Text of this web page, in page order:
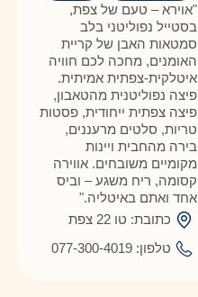
"אוירא – טעם של צפת,
בסטייל נפוליטני בלב
סמטאות האבן של קריית
האומנים, מחכה לכם חוויה
איטלקית-צפתית אמיתית.
פיצה נפוליטנית מהטאבון,
פיצה צפתית ייחודית, פסטות
טריות, סלטים מרעננים,
בירה מהחבית ויינות
מקומיים משובחים. אווירה
קסומה, ריח משגע – וביס
אחד ואתם באיטליה."
כתובת: טו 22 צפת
טלפון: 077-300-4019